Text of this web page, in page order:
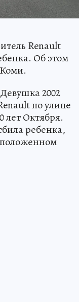
Renault
Об этом
2002
по улице
лет Октября.
ребенка,